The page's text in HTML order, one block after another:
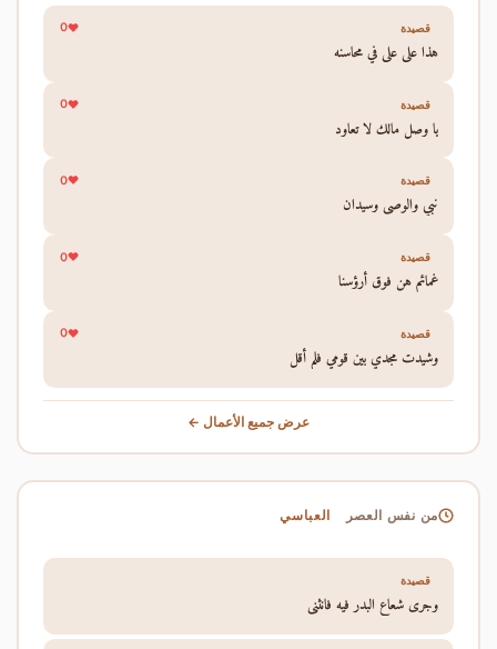
قصيدة 0
هذا علي علي في محاسنه
قصيدة 0
يا وصل مالك لا تعاود
قصيدة 0
نبي والوصي وسيدان
قصيدة 0
غمائم هن فوق أرؤسنا
قصيدة 0
وشيدت مجدي بين قومي فلم أقل
عرض جميع الأعمال ←
من نفس العصر العباسي
قصيدة
وجرى شعاع البدر فيه فانثنى